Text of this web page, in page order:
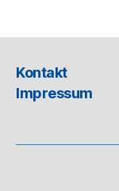
Kontakt
Impressum